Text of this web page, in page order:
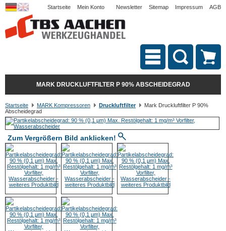
Startseite Mein Konto Newsletter Sitemap Impressum AGB
MARK DRUCKLUFTFILTER P 90% ABSCHEIDEGRAD
Startseite MARK Kompressoren Druckluftfilter
Mark Druckluftfilter P 90%
Abscheidegrad
Zum Vergrößern Bild anklicken!